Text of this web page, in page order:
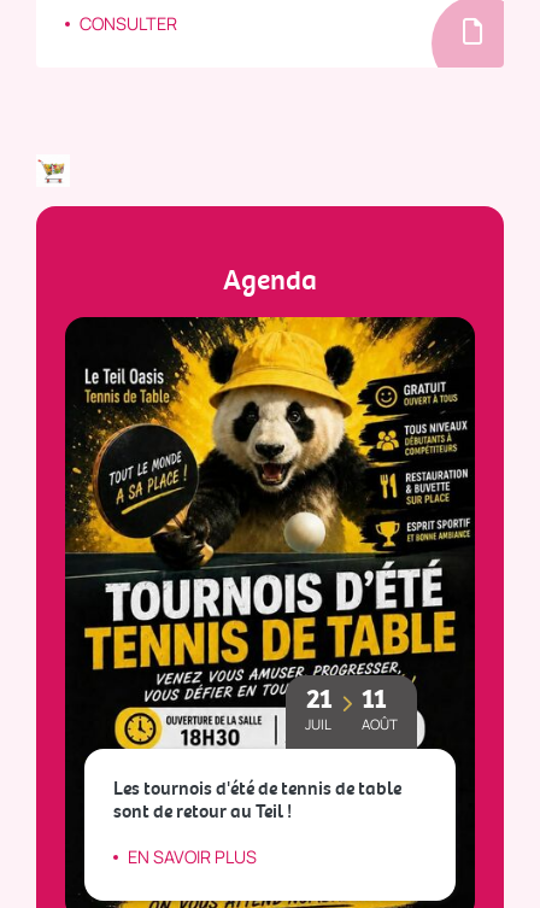
CONSULTER
Agenda
31
JUIL
26
SEPT
Le marché du vendredi
EN SAVOIR PLUS